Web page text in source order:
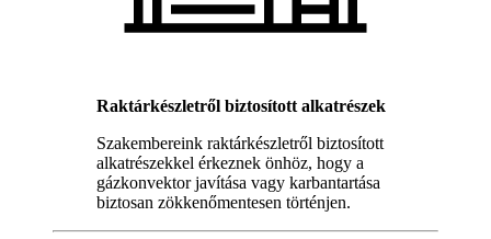
Raktárkészletről biztosított alkatrészek
Szakembereink raktárkészletről biztosított
alkatrészekkel érkeznek önhöz, hogy a
gázkonvektor javítása vagy karbantartása
biztosan zökkenőmentesen történjen.